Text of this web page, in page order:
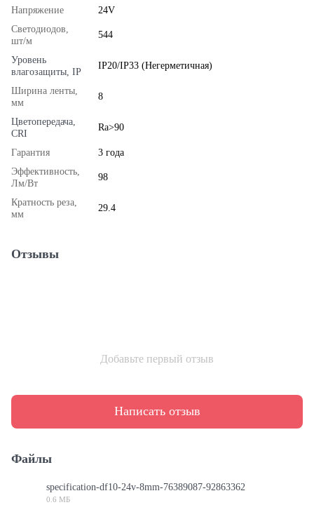
Напряжение
24V
Светодиодов,
шт/м
544
Уровень
влагозащиты, IP
IP20/IP33 (Негерметичная)
Ширина ленты,
мм
8
Цветопередача,
CRI
Ra>90
Гарантия
3 года
Эффективность,
Лм/Вт
98
Кратность реза,
мм
29.4
Отзывы
Добавьте первый отзыв
Написать отзыв
Файлы
specification-df10-24v-8mm-76389087-92863362
0.6 МБ